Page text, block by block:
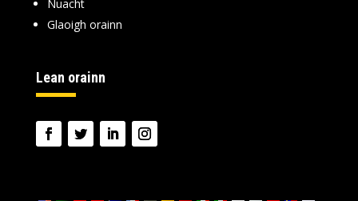
Nuacht
Glaoigh orainn
Lean orainn